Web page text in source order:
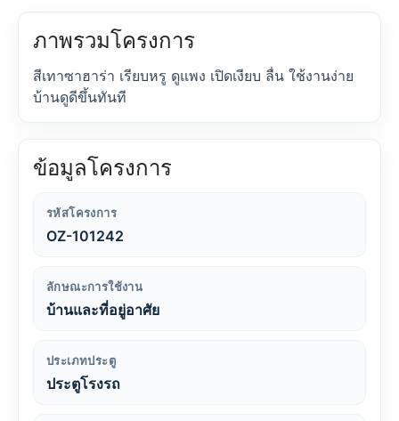
ภาพรวมโครงการ
สีเทาซาฮาร่า เรียบหรู ดูแพง เปิดเงียบ ลื่น ใช้งานง่าย
บ้านดูดีขึ้นทันที
ข้อมูลโครงการ
รหัสโครงการ
OZ-101242
ลักษณะการใช้งาน
บ้านและที่อยู่อาศัย
ประเภทประตู
ประตูโรงรถ